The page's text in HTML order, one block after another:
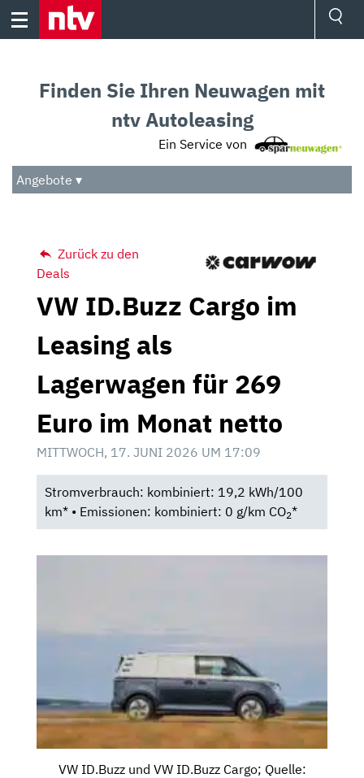
Skip
Audio
Das Beste
Finden Sie Ihren Neuwagen mit
ntv Autoleasing
Ein Service von
Angebote ▾
Zurück zu den
Deals
VW ID.Buzz Cargo im
Leasing als
Lagerwagen für 269
Euro im Monat netto
MITTWOCH, 17. JUNI 2026 UM 17:09
Stromverbrauch: kombiniert: 19,2 kWh/100
km* • Emissionen: kombiniert: 0 g/km CO2*
VW ID.Buzz und VW ID.Buzz Cargo; Quelle: